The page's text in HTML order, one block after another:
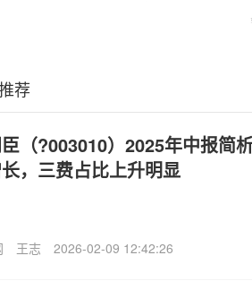
荐
（?003010）2025年中报简
，三费占比上升明显
王志 2026-02-09 12:42:26